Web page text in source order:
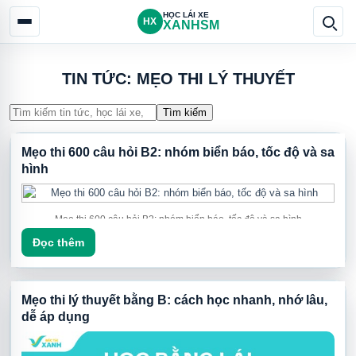
HX
HỌC LÁI XE
XANHSM
TIN TỨC: MẸO THI LÝ THUYẾT
Tìm kiếm
Mẹo thi 600 câu hỏi B2: nhóm biển báo, tốc độ và sa
hình
Mẹo thi 600 câu hỏi B2: nhóm biển báo, tốc độ và sa hình
thành nhóm thay vì học lan man. Bài viết này viết lại các mẹo quan
trọng theo cách dễ áp dụng: nhóm khái niệm, biển báo, tốc độ, xe
ưu tiên, niên hạn và sa hình.
Tóm tắt nhanh:Mẹo thi B2 hữu ích nhất khi bạn dùng nó
để nhận diện dạng câu hỏi, sau đó kiểm chứng lại bằng
Đọc thêm
Mẹo thi lý thuyết bằng B: cách học nhanh, nhớ lâu,
dễ áp dụng